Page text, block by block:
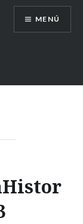
MENÚ